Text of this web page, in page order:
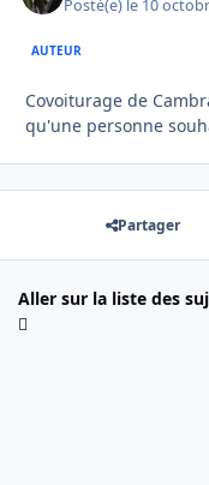
Posté(e) le 10
AUTEUR
Covoiturage de
qu'une personne
Partager
Aller sur la liste des